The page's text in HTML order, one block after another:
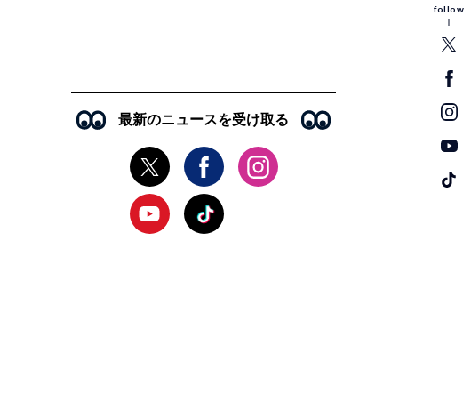
follow
最新のニュースを受け取る